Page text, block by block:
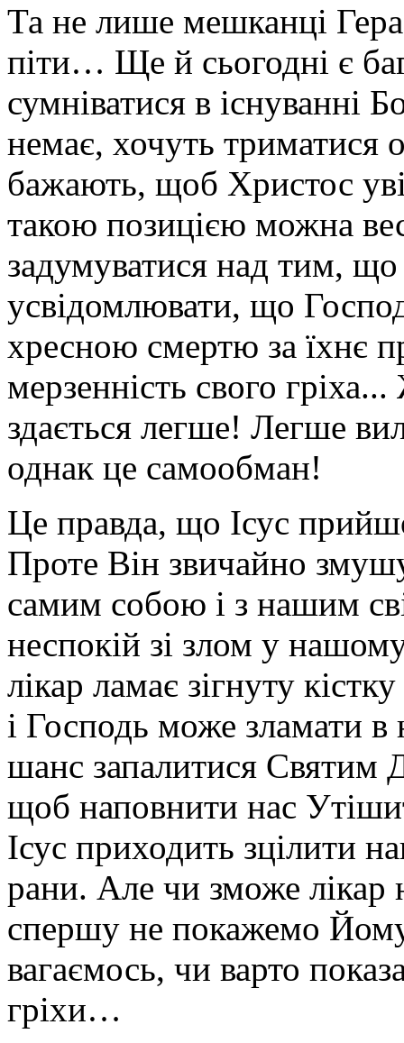
Та не лише мешканці
піти… Ще й сьогодні є
сумніватися в існуванні
немає, хочуть триматися
бажають, щоб Христос
такою позицією можна
задумуватися над тим,
усвідомлювати, що
хресною смертю за їхнє
мерзенність свого
здається легше! Легше
однак це самообман!
Це правда, що Ісус
Проте Він звичайно
самим собою і з нашим
неспокій зі злом у
лікар ламає зігнуту
і Господь може зламати
шанс запалитися Святим
щоб наповнити нас
Ісус приходить зцілити
рани. Але чи зможе лікар
спершу не покажемо
вагаємось, чи варто
гріхи…